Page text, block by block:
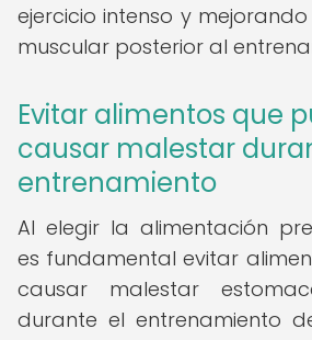
ejercicio intenso y
muscular posterior al
Evitar alimentos que
causar malestar
entrenamiento
Al elegir la alimentación
es fundamental evitar
causar malestar
durante el entrenamiento